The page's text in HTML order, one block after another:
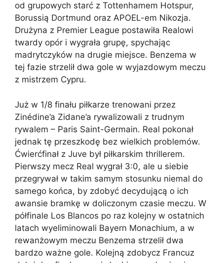
od grupowych starć z Tottenhamem Hotspur,
Borussią Dortmund oraz APOEL-em Nikozja.
Drużyna z Premier League postawiła Realowi
twardy opór i wygrała grupę, spychając
madrytczyków na drugie miejsce. Benzema w
tej fazie strzelił dwa gole w wyjazdowym meczu
z mistrzem Cypru.
Już w 1/8 finału piłkarze trenowani przez
Zinédine’a Zidane’a rywalizowali z trudnym
rywalem – Paris Saint-Germain. Real pokonał
jednak tę przeszkodę bez wielkich problemów.
Ćwierćfinał z Juve był piłkarskim thrillerem.
Pierwszy mecz Real wygrał 3:0, ale u siebie
przegrywał w takim samym stosunku niemal do
samego końca, by zdobyć decydującą o ich
awansie bramkę w doliczonym czasie meczu. W
półfinale Los Blancos po raz kolejny w ostatnich
latach wyeliminowali Bayern Monachium, a w
rewanżowym meczu Benzema strzelił dwa
bardzo ważne gole. Kolejną zdobycz Francuz